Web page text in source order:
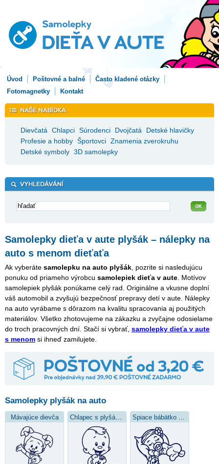
Úvod Poštovné a balné
Často kladené otázky
Fotomagnetky
Kontakt
Dievčatá Chlapci Súrodenci Dvojčatá
Detské hlavičky
Profesie a hobby Športovci Znamenia zverokruhu
Detské symboly 3D samolepky
Samolepky dieťa v aute plyšák – nálepky na
auto s menom dieťaťa
Ak vyberáte samolepku na auto plyšák , pozrite si nasledujúcu
ponuku od priameho výrobcu samolepiek dieťa v aute . Motívov
samolepiek plyšák ponúkame celý rad. Originálne a vkusne doplní
váš automobil a zvyšujú bezpečnosť prepravy detí v aute. Nálepky
na auto vyrábame s dôrazom na kvalitu spracovania aj použitých
materiálov. Všetko zhotovujeme na zákazku a zvyčajne odosielame
do troch pracovných dní. Stačí si vybrať, samolepky dieťa v aute
s menom si ihneď zamilujete.
Samolepky plyšák na auto
Mávajúce dievča